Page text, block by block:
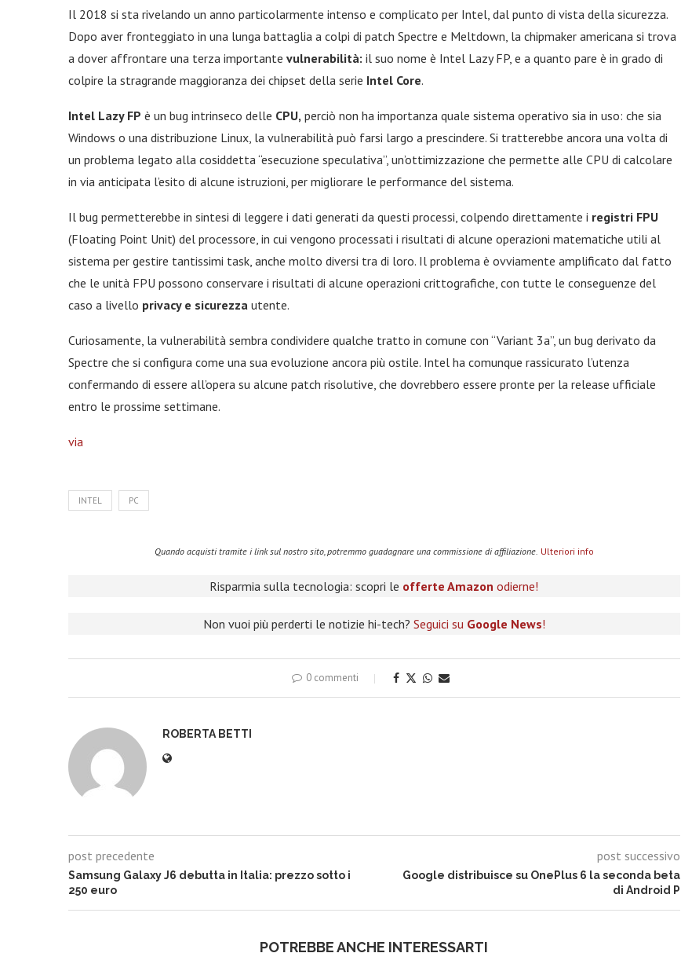
Il 2018 si sta rivelando un anno particolarmente intenso e complicato per Intel, dal punto di vista della sicurezza.
Dopo aver fronteggiato in una lunga battaglia a colpi di patch Spectre e Meltdown, la chipmaker americana si trova
a dover affrontare una terza importante vulnerabilità: il suo nome è Intel Lazy FP, e a quanto pare è in grado di
colpire la stragrande maggioranza dei chipset della serie Intel Core.
Intel Lazy FP è un bug intrinseco delle CPU, perciò non ha importanza quale sistema operativo sia in uso: che sia
Windows o una distribuzione Linux, la vulnerabilità può farsi largo a prescindere. Si tratterebbe ancora una volta di
un problema legato alla cosiddetta “esecuzione speculativa”, un’ottimizzazione che permette alle CPU di calcolare
in via anticipata l’esito di alcune istruzioni, per migliorare le performance del sistema.
Il bug permetterebbe in sintesi di leggere i dati generati da questi processi, colpendo direttamente i registri FPU
(Floating Point Unit) del processore, in cui vengono processati i risultati di alcune operazioni matematiche utili al
sistema per gestire tantissimi task, anche molto diversi tra di loro. Il problema è ovviamente amplificato dal fatto
che le unità FPU possono conservare i risultati di alcune operazioni crittografiche, con tutte le conseguenze del
caso a livello privacy e sicurezza utente.
Curiosamente, la vulnerabilità sembra condividere qualche tratto in comune con “Variant 3a”, un bug derivato da
Spectre che si configura come una sua evoluzione ancora più ostile. Intel ha comunque rassicurato l’utenza
confermando di essere all’opera su alcune patch risolutive, che dovrebbero essere pronte per la release ufficiale
entro le prossime settimane.
via
INTEL PC
Quando acquisti tramite i link sul nostro sito, potremmo guadagnare una commissione di affiliazione. Ulteriori info
Risparmia sulla tecnologia: scopri le offerte Amazon odierne!
Non vuoi più perderti le notizie hi-tech? Seguici su Google News!
0 commenti
ROBERTA BETTI
post precedente
Samsung Galaxy J6 debutta in Italia: prezzo sotto i
250 euro
post successivo
Google distribuisce su OnePlus 6 la seconda beta
di Android P
POTREBBE ANCHE INTERESSARTI